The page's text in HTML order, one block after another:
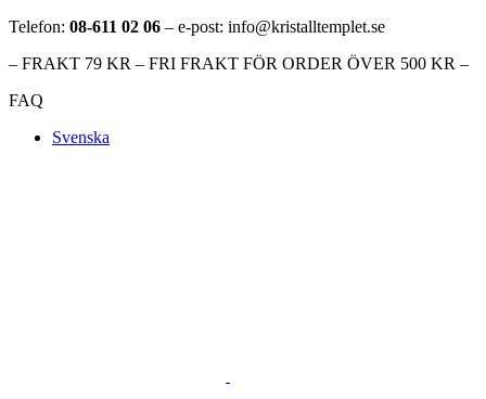
Telefon: 08-611 02 06 – e-post: info@kristalltemplet.se
– FRAKT 79 KR – FRI FRAKT FÖR ORDER ÖVER 500 KR –
FAQ
Svenska